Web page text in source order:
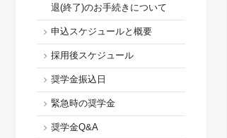
退(終了)のお手続きについて
申込スケジュールと概要
採用後スケジュール
奨学金振込日
緊急時の奨学金
奨学金Q&A